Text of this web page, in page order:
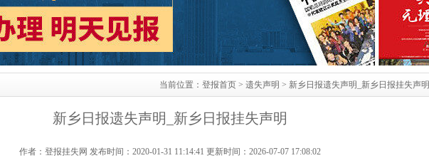
当前位置： 登报首页 > 遗失声明 > 新乡日报遗失声明_新乡日报挂失声明
新乡日报遗失声明_新乡日报挂失声明
作者：登报挂失网 发布时间：2020-01-31 11:14:41 更新时间：2026-07-07 17:08:02